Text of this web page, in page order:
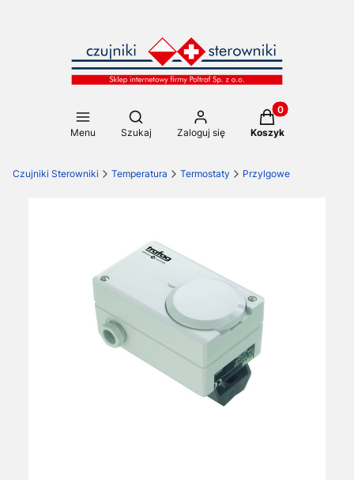
Menu
Otwórz wyszukiwarkę
Szukaj Zaloguj się
Produkty w
Koszyk
Czujniki Sterowniki Temperatura Termostaty Przylgowe